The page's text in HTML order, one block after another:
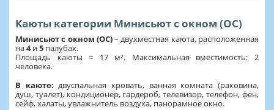
Каюты категории Минисьют с окном (OC)
Минисьют с окном (OC)– двухместная каюта, расположенная
на4и5 палубах.
Площадь каюты ≈ 17 м². Максимальная вместимость: 2
человека.
В каюте: двуспальная кровать, ванная комната (раковина,
душ, туалет), кондиционер, гардероб, телевизор, телефон, фен,
сейф, халаты, увлажнитель воздуха, панорамное окно.